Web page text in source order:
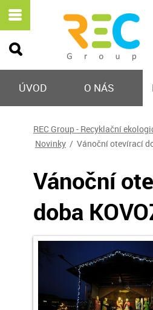
ÚVOD O NÁS
REC Group - Recyklační
Novinky / Vánoční otevírací
Vánoční
doba